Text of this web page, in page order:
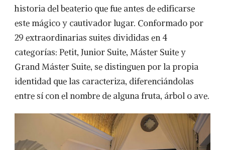
historia del beaterio que fue antes de edificarse
este mágico y cautivador lugar. Conformado por
29 extraordinarias suites divididas en 4
categorías: Petit, Junior Suite, Máster Suite y
Grand Máster Suite, se distinguen por la propia
identidad que las caracteriza, diferenciándolas
entre sí con el nombre de alguna fruta, árbol o ave.